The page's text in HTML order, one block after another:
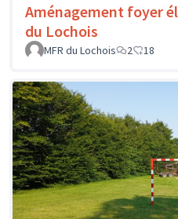
Aménagement foyer
du Lochois
MFR du Lochois
2 18